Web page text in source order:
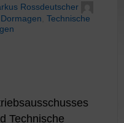
Rossdeutscher
Technische
Technische